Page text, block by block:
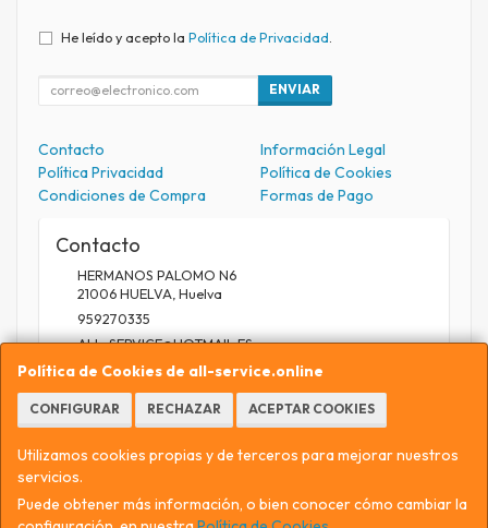
Política de Cookies de all-service.online
CONFIGURAR RECHAZAR ACEPTAR COOKIES
Utilizamos cookies propias y de terceros para mejorar nuestros
servicios.
Puede obtener más información, o bien conocer cómo cambiar la
He leído y acepto la Política de Privacidad
ENVIAR
Contacto
Información Legal
Política Privacidad
Política de Cookies
Condiciones de Compra
Formas de Pago
Contacto
HERMANOS PALOMO N6
21006HUELVA Huelva
959270335
ALL_SERVICE@HOTMAIL.ES
Horario
9.30 A 13.30 / 17 A 20.30